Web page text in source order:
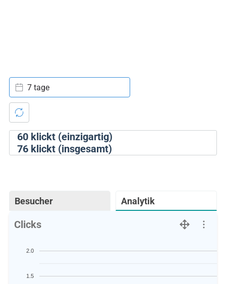
60klickt (einzigartig)
76klickt (insgesamt)
7 tage
Besucher Analytik
Clicks
1.5
2.0